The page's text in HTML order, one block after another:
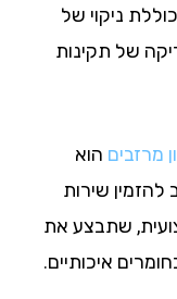
של
תקינות
הוא
שירות
שתבצע את
איכותיים.